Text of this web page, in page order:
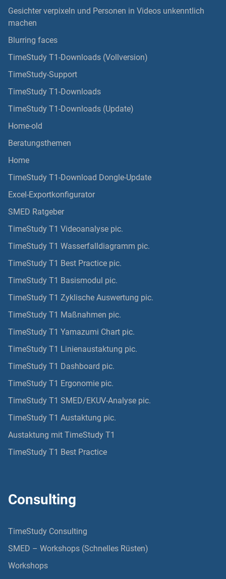
Gesichter verpixeln und Personen in Videos unkenntlich
machen
Blurring faces
TimeStudy T1-Downloads (Vollversion)
TimeStudy-Support
TimeStudy T1-Downloads
TimeStudy T1-Downloads (Update)
Home-old
Beratungsthemen
Home
TimeStudy T1-Download Dongle-Update
Excel-Exportkonfigurator
SMED Ratgeber
TimeStudy T1 Videoanalyse pic.
TimeStudy T1 Wasserfalldiagramm pic.
TimeStudy T1 Best Practice pic.
TimeStudy T1 Basismodul pic.
TimeStudy T1 Zyklische Auswertung pic.
TimeStudy T1 Maßnahmen pic.
TimeStudy T1 Yamazumi Chart pic.
TimeStudy T1 Linienaustaktung pic.
TimeStudy T1 Dashboard pic.
TimeStudy T1 Ergonomie pic.
TimeStudy T1 SMED/EKUV-Analyse pic.
TimeStudy T1 Austaktung pic.
Austaktung mit TimeStudy T1
TimeStudy T1 Best Practice
Consulting
TimeStudy Consulting
SMED – Workshops (Schnelles Rüsten)
Workshops